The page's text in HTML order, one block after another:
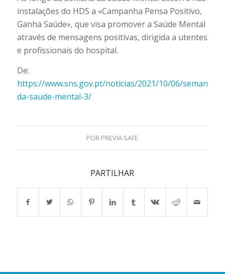
instalações do HDS a «Campanha Pensa Positivo,
Ganha Saúde», que visa promover a Saúde Mental
através de mensagens positivas, dirigida a utentes
e profissionais do hospital.
De:
https://www.sns.gov.pt/noticias/2021/10/06/semana-
da-saude-mental-3/
POR PREVIA SAFE
PARTILHAR